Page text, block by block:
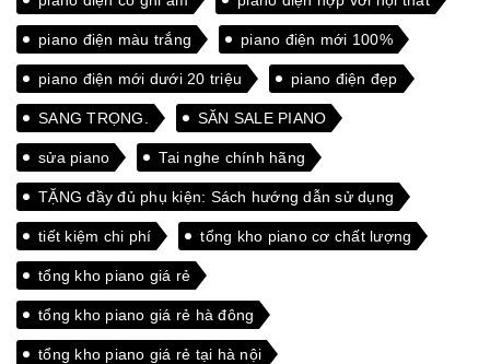
piano điện màu trắng piano điện mới 100%
piano điện mới dưới 20 triệu piano điện đẹp
SANG TRỌNG. SĂN SALE PIANO
sửa piano Tai nghe chính hãng
TẶNG đầy đủ phụ kiện: Sách hướng dẫn sử dụng
tiết kiệm chi phí tổng kho piano cơ chất lượng
tổng kho piano giá rẻ
tổng kho piano giá rẻ hà đông
tổng kho piano giá rẻ tại hà nội